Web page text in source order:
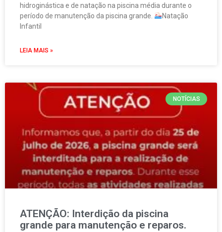
hidroginástica e de natação na piscina média durante o
período de manutenção da piscina grande.
Natação
Infantil
LEIA MAIS »
NOTÍCIAS
ATENÇÃO: Interdição da piscina
grande para manutenção e reparos.